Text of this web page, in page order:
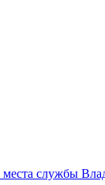
службы